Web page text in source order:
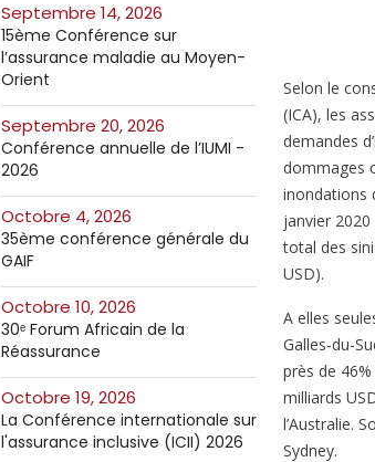
septembre 14, 2026
15ème Conférence sur
l’assurance maladie au Moyen-
Orient
septembre 20, 2026
Conférence annuelle de l’IUMI -
2026
octobre 4, 2026
35ème conférence générale du
GAIF
octobre 10, 2026
30ᵉ Forum Africain de la
Réassurance
octobre 19, 2026
La Conférence internationale sur
l'assurance inclusive (ICII) 2026
Selon le
(ICA), les
demandes
dommages
inondations
janvier
total des
USD).
A elles
Galles-du-
près de
milliards
l’Australie.
Sydney.